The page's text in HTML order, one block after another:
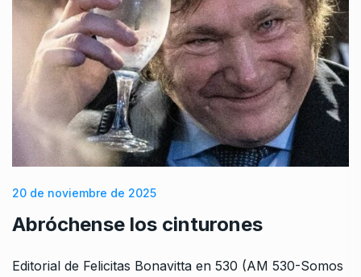
20 de noviembre de 2025
Abróchense los cinturones
Editorial de Felicitas Bonavitta en 530 (AM 530-Somos